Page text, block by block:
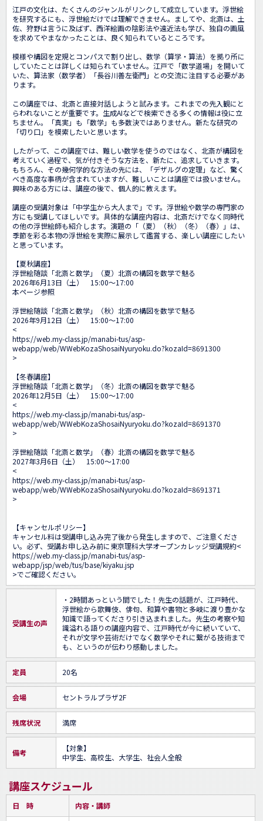
江戸の文化は、たくさんのジャンルがリンクして成立しています。浮世絵
を研究するにも、浮世絵だけでは理解できません。ましてや、北斎は、土
佐、狩野は言うに及ばず、西洋絵画の陰影法や遠近法も学び、独自の画風
を求めてやまなかったことは、良く知られているところです。
模様や構図を定規とコンパスで割り出し、数学（算学・算法）を拠り所に
していたことは詳しくは知られていません。江戸で「数学道場」を開いて
いた、算法家（数学者）「長谷川善左衛門」との交流に注目する必要があ
ります。
この講座では、北斎と直接対話しようと試みます。これまでの先入観にと
らわれないことが重要です。生成AIなどで検索できる多くの情報は役に立
ちません。「真実」も「数学」も多数決ではありません。新たな研究の
「切り口」を模索したいと思います。
したがって、この講座では、難しい数学を使うのではなく、北斎が構図を
考えていく過程で、気が付きそうな方法を、新たに、追求していきます。
もちろん、その幾何学的な方法の先には、「デザルグの定理」など、驚く
べき高度な事柄が含まれていますが、難しいことは講座では扱いません。
興味のある方には、講座の後で、個人的に教えます。
講座の受講対象は「中学生から大人まで」です。浮世絵や数学の専門家の
方にも受講してほしいです。具体的な講座内容は、北斎だけでなく同時代
の他の浮世絵師も紹介します。演題の「（夏）（秋）（冬）（春）」は、
季節を彩る本物の浮世絵を実際に展示して鑑賞する、楽しい講座にしたい
と思っています。
【夏秋講座】
浮世絵随談「北斎と数学」（夏）北斎の構図を数学で魅る
2026年6月13日（土）　15:00～17:00
本ページ参照
浮世絵随談「北斎と数学」（秋）北斎の構図を数学で魅る
2026年9月12日（土）　15:00～17:00
<
https://web.my-class.jp/manabi-tus/asp-
webapp/web/WWebKozaShosaiNyuryoku.do?kozaId=8691300
>
【冬春講座】
浮世絵随談「北斎と数学」（冬）北斎の構図を数学で魅る
2026年12月5日（土）　15:00～17:00
<
https://web.my-class.jp/manabi-tus/asp-
webapp/web/WWebKozaShosaiNyuryoku.do?kozaId=8691370
>
浮世絵随談「北斎と数学」（春）北斎の構図を数学で魅る
2027年3月6日（土）　15:00～17:00
<
https://web.my-class.jp/manabi-tus/asp-
webapp/web/WWebKozaShosaiNyuryoku.do?kozaId=8691371
>
【キャンセルポリシー】
キャンセル料は受講申し込み完了後から発生しますので、ご注意くださ
い。必ず、受講お申し込み前に東京理科大学オープンカレッジ受講規約<
https://web.my-class.jp/manabi-tus/asp-
webapp/jsp/web/tus/base/kiyaku.jsp
>でご確認ください。
受講生の声
・2時間あっという間でした！先生の話題が、江戸時代、
浮世絵から歌舞伎、俳句、和算や書物と多岐に渡り豊かな
知識で語ってくださり引き込まれました。先生の考察や知
識溢れる語りの講座内容で、江戸時代が今に続いていて、
それが文学や芸術だけでなく数学やそれに繋がる技術まで
も、というのが伝わり感動しました。
定員 20名
会場 セントラルプラザ2F
残席状況 満席
備考
【対象】
中学生、高校生、大学生、社会人全般
講座スケジュール
日 時 内容・講師